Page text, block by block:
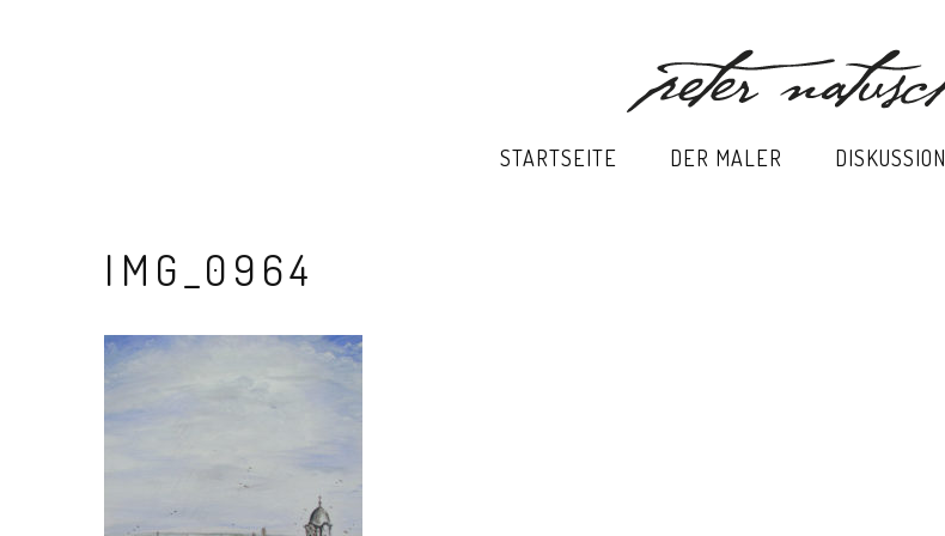
STARTSEITE DER MALER DISKUSSION
IMG_0964